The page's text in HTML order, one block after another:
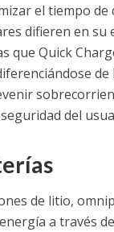
el tiempo
difieren en
que Quick
del
de litio,
a través